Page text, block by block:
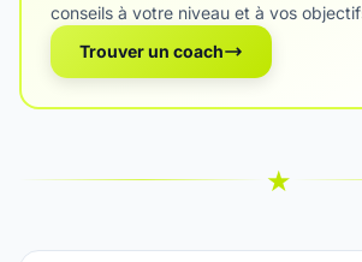
conseils à votre niveau et à vos
Trouver un coach
★